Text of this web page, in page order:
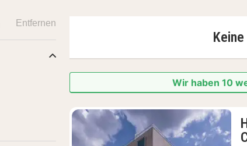
Wir haben 10
Entfernen